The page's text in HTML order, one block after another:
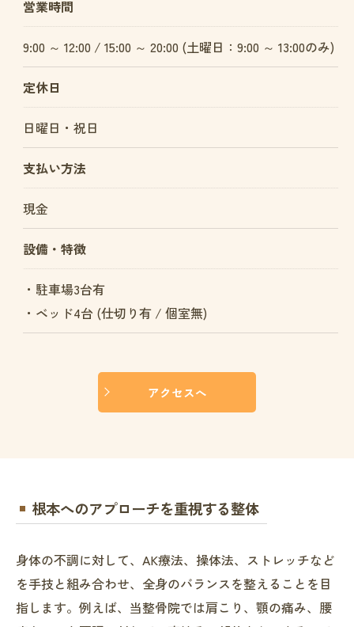
営業時間
9:00 ～ 12:00 / 15:00 ～ 20:00 (土曜日：9:00 ～ 13:00のみ)
定休日
日曜日・祝日
支払い方法
現金
設備・特徴
・駐車場3台有
・ベッド4台 (仕切り有 / 個室無)
アクセスへ
根本へのアプローチを重視する整体
身体の不調に対して、AK療法、操体法、ストレッチなど
を手技と組み合わせ、全身のバランスを整えることを目
指します。例えば、当整骨院では肩こり、顎の痛み、腰